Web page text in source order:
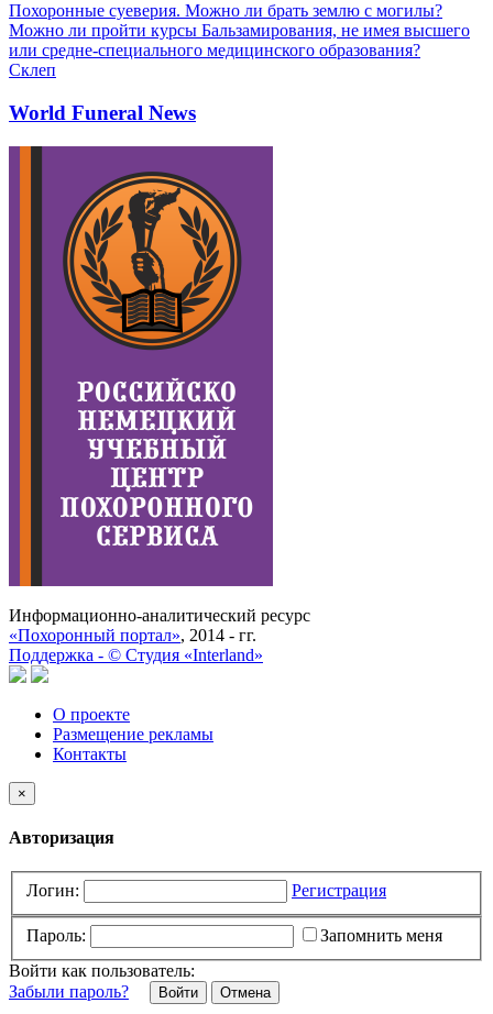
Похоронные суеверия. Можно ли брать землю с могилы?
Можно ли пройти курсы Бальзамирования, не имея высшего
или средне-специального медицинского образования?
Склеп
World Funeral News
Информационно-аналитический ресурс
«Похоронный портал», 2014 - гг.
Поддержка - © Cтудия «Interland»
О проекте
Размещение рекламы
Контакты
×
Авторизация
Логин: Регистрация
Пароль:
Запомнить меня
Войти как пользователь:
Забыли пароль?
Отмена